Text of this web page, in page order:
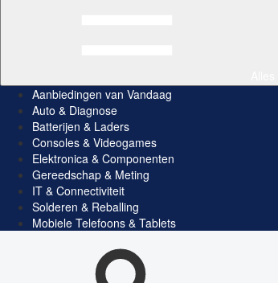
Aanbiedingen van Vandaag
Auto & Diagnose
Batterijen & Laders
Consoles & Videogames
Elektronica & Componenten
Gereedschap & Meting
IT & Connectiviteit
Solderen & Reballing
Mobiele Telefoons & Tablets